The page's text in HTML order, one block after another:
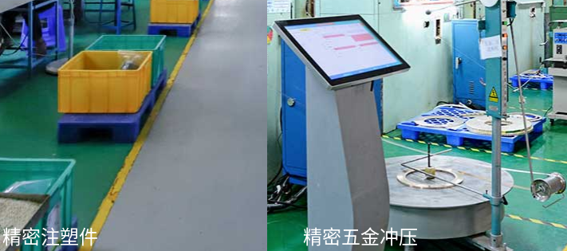
精密注塑件 精密五金冲压